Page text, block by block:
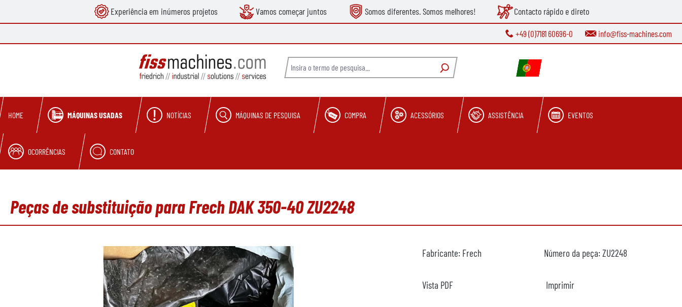
Saltar para a navegação principalExperiência em inúmeros projetos Vamos começar juntos Somos diferentes. Somos melhores! Contacto rápido e direto
+49 (0)7181 60696-0 info@fiss-machines.com
HOME MÁQUINAS USADAS NOTÍCIAS MÁQUINAS DE PESQUISA COMPRA ACESSÓRIOS ASSISTÊNCIA EVENTOS
OCORRÊNCIAS CONTATO
Peças de substituição para Frech DAK 350-40 ZU2248
Fabricante: Frech Número da peça: ZU2248
Vista PDF Imprimir